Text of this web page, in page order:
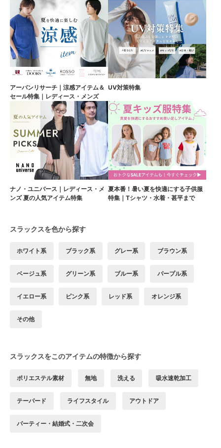
アーバンリサーチ｜涼感アイテム＆
セール特集｜レディース・メンズ
UV対策特集
ナノ・ユニバース｜レディース・メ
ンズ 夏の人気アイテム特集
夏本番！暑い夏を快適にする子供服
特集｜Tシャツ・水着・甚平まで
スラックスを色から探す
ホワイト系 ブラック系 グレー系 ブラウン系
ベージュ系 グリーン系 ブルー系 パープル系
イエロー系 ピンク系 レッド系 オレンジ系
その他
スラックスをこのアイテムの特徴から探す
ポリエステル素材 無地 洗える 吸水速乾加工
テーパード ライフスタイル アウトドア
パーティー・結婚式・二次会